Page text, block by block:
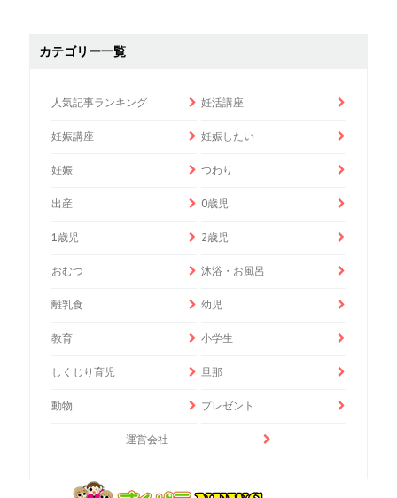
カテゴリー一覧
人気記事ランキング 妊活講座
妊娠講座 妊娠したい
妊娠 つわり
出産 0歳児
1歳児 2歳児
おむつ 沐浴・お風呂
離乳食 幼児
教育 小学生
しくじり育児 旦那
動物 プレゼント
運営会社